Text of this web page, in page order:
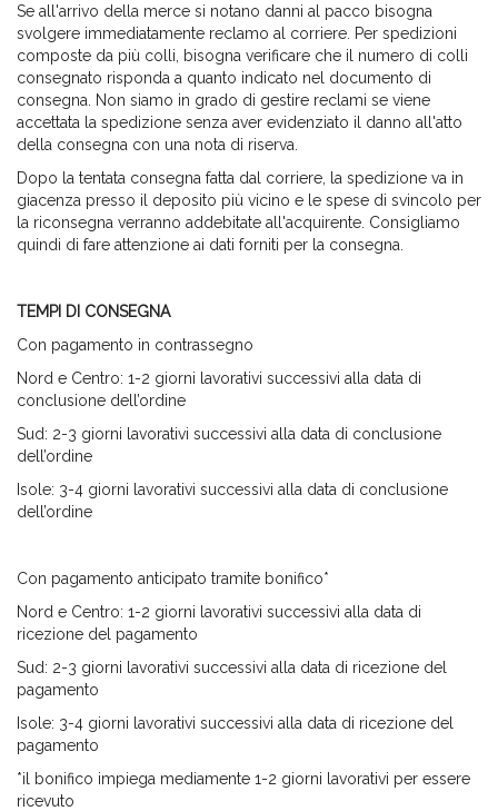
Se all'arrivo della merce si notano danni al pacco bisogna
svolgere immediatamente reclamo al corriere. Per spedizioni
composte da più colli, bisogna verificare che il numero di colli
consegnato risponda a quanto indicato nel documento di
consegna. Non siamo in grado di gestire reclami se viene
accettata la spedizione senza aver evidenziato il danno all'atto
della consegna con una nota di riserva.
Dopo la tentata consegna fatta dal corriere, la spedizione va in
giacenza presso il deposito più vicino e le spese di svincolo per
la riconsegna verranno addebitate all'acquirente. Consigliamo
quindi di fare attenzione ai dati forniti per la consegna.
TEMPI DI CONSEGNA
Con pagamento in contrassegno
Nord e Centro: 1-2 giorni lavorativi successivi alla data di
conclusione dell’ordine
Sud: 2-3 giorni lavorativi successivi alla data di conclusione
dell’ordine
Isole: 3-4 giorni lavorativi successivi alla data di conclusione
dell’ordine
Con pagamento anticipato tramite bonifico*
Nord e Centro: 1-2 giorni lavorativi successivi alla data di
ricezione del pagamento
Sud: 2-3 giorni lavorativi successivi alla data di ricezione del
pagamento
Isole: 3-4 giorni lavorativi successivi alla data di ricezione del
pagamento
*il bonifico impiega mediamente 1-2 giorni lavorativi per essere
ricevuto